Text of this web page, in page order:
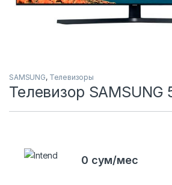
SAMSUNG, Телевизоры
Телевизор SAMSUNG
0 сум/мес